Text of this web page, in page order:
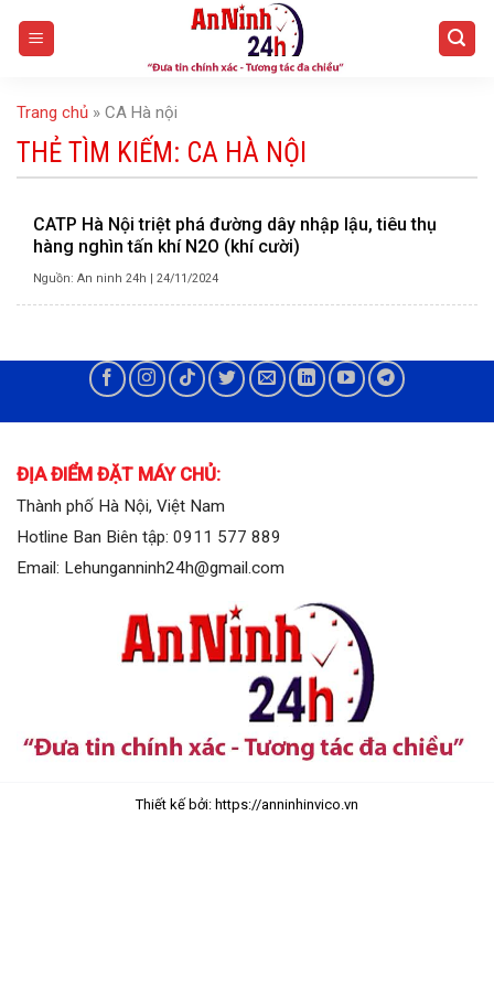
Trang chủ » CA Hà nội
THẺ TÌM KIẾM: CA HÀ NỘI
CATP Hà Nội triệt phá đường dây nhập lậu, tiêu thụ
hàng nghìn tấn khí N2O (khí cười)
Nguồn: An ninh 24h | 24/11/2024
ĐỊA ĐIỂM ĐẶT MÁY CHỦ:
Thành phố Hà Nội, Việt Nam
Hotline Ban Biên tập: 0911 577 889
Email: Lehunganninh24h@gmail.com
Thiết kế bởi: https://anninhinvico.vn